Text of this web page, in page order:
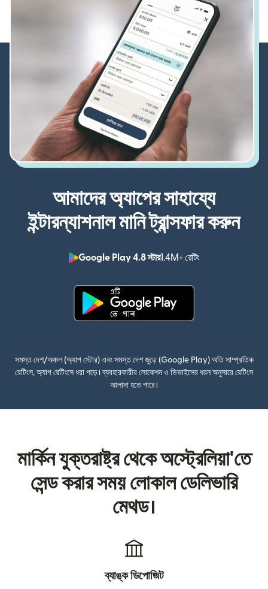
আমাদের অ্যাপের সাহায্যে
ইন্টারন্যাশনাল মানি ট্রান্সফার করুন
Google Play 4.8 স্টার1.4M+ রেটিং
সমস্ত দেশ/অঞ্চল (অ্যাপ স্টোর) এবং সমস্ত দেশ জুড়ে (Google Play) অতি সাম্প্রতিক
রেটিংস, অ্যাপ রেটিংসে ধরা পড়ে। ব্যবহারকারীর লোকেশন ও ডিভাইসের ধরন অনুসারে রেটিংস
আলাদা হতে পারে।
মার্কিন যুক্তরাষ্ট্র থেকে অস্ট্রেলিয়া'তে
সেন্ড করার সময় লোকাল ডেলিভারি
মেথড।
ব্যাঙ্ক ডিপোজিট